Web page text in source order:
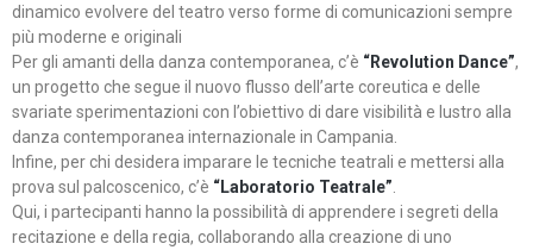
dinamico evolvere del teatro verso forme di comunicazioni sempre
più moderne e originali
Per gli amanti della danza contemporanea, c’è “Revolution Dance”,
un progetto che segue il nuovo flusso dell’arte coreutica e delle
svariate sperimentazioni con l’obiettivo di dare visibilità e lustro alla
danza contemporanea internazionale in Campania.
Infine, per chi desidera imparare le tecniche teatrali e mettersi alla
prova sul palcoscenico, c’è “Laboratorio Teatrale”
Qui, i partecipanti hanno la possibilità di apprendere i segreti della
recitazione e della regia, collaborando alla creazione di uno